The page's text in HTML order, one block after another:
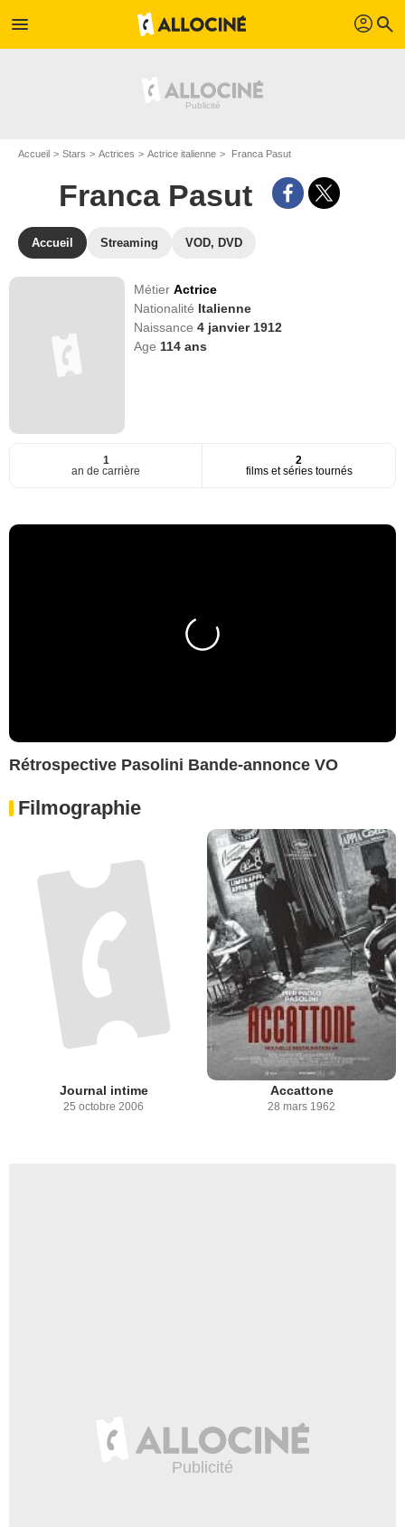
menu profil search
Accueil Stars Actrices Actrice italienne Franca Pasut
Franca Pasut
Accueil Streaming VOD, DVD
MétierActrice
Nationalité Italienne
Naissance4 janvier 1912
Age 114 ans
1
an de carrière
2
films et séries tournés
Rétrospective Pasolini Bande-annonce VO
Filmographie
Journal intime
25 octobre 2006
Accattone
28 mars 1962